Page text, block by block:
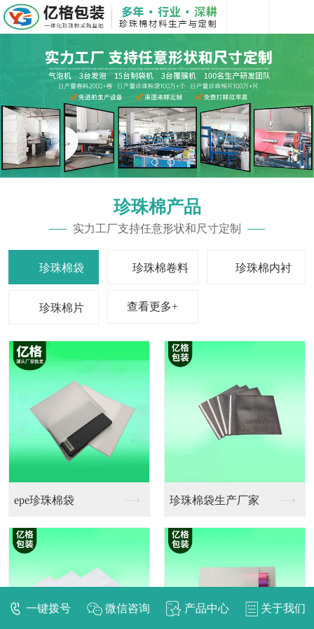
珍珠棉产品
实力工厂支持任意形状和尺寸定制
珍珠棉袋 珍珠棉卷料 珍珠棉内衬
珍珠棉片 查看更多+
epe珍珠棉袋 珍珠棉袋生产厂家
一键拨号 微信咨询 产品中心 关于我们